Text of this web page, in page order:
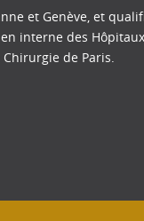
et Genève, et
interne des
Chirurgie de Paris.